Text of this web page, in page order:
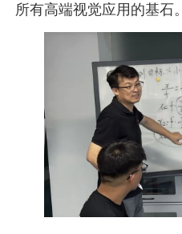
所有高端视觉应用的基石。